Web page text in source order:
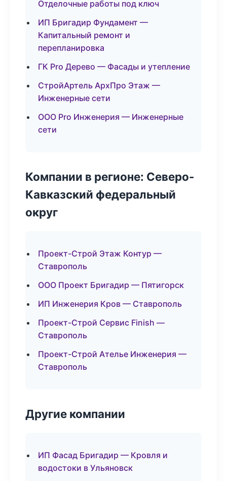
Отделочные работы под ключ
ИП Бригадир Фундамент —
Капитальный ремонт и
перепланировка
ГК Pro Дерево — Фасады и утепление
СтройАртель АрхПро Этаж —
Инженерные сети
ООО Pro Инженерия — Инженерные
сети
Компании в регионе: Северо-
Кавказский федеральный
округ
Проект-Строй Этаж Контур —
Ставрополь
ООО Проект Бригадир — Пятигорск
ИП Инженерия Кров — Ставрополь
Проект-Строй Сервис Finish —
Ставрополь
Проект-Строй Ателье Инженерия —
Ставрополь
Другие компании
ИП Фасад Бригадир — Кровля и
водостоки в Ульяновск